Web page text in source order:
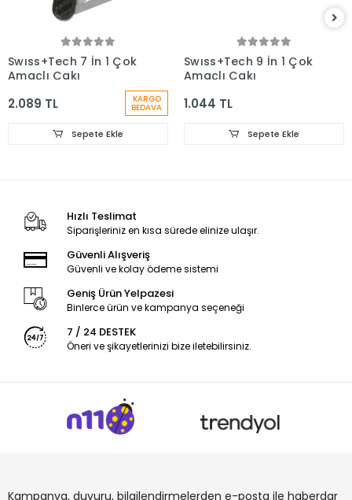
Swıss+Tech 7 İn 1 Çok
Amaçlı Çakı
2.089 TL KARGO
BEDAVA
Sepete Ekle
Swıss+Tech 9 İn 1 Çok
Amaçlı Çakı
1.044 TL
Sepete Ekle
Hızlı Teslimat
Siparişleriniz en kısa sürede elinize ulaşır.
Güvenli Alışveriş
Güvenli ve kolay ödeme sistemi
Geniş Ürün Yelpazesi
Binlerce ürün ve kampanya seçeneği
7 / 24 DESTEK
Öneri ve şikayetlerinizi bize iletebilirsiniz.
Kampanya, duyuru, bilgilendirmelerden e-posta ile haberdar